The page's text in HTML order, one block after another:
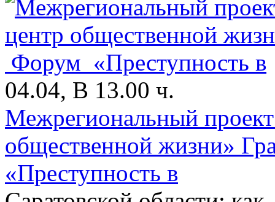
04.04, В 13.00 ч.
Межрегиональный
общественной жизни»
«Преступность в